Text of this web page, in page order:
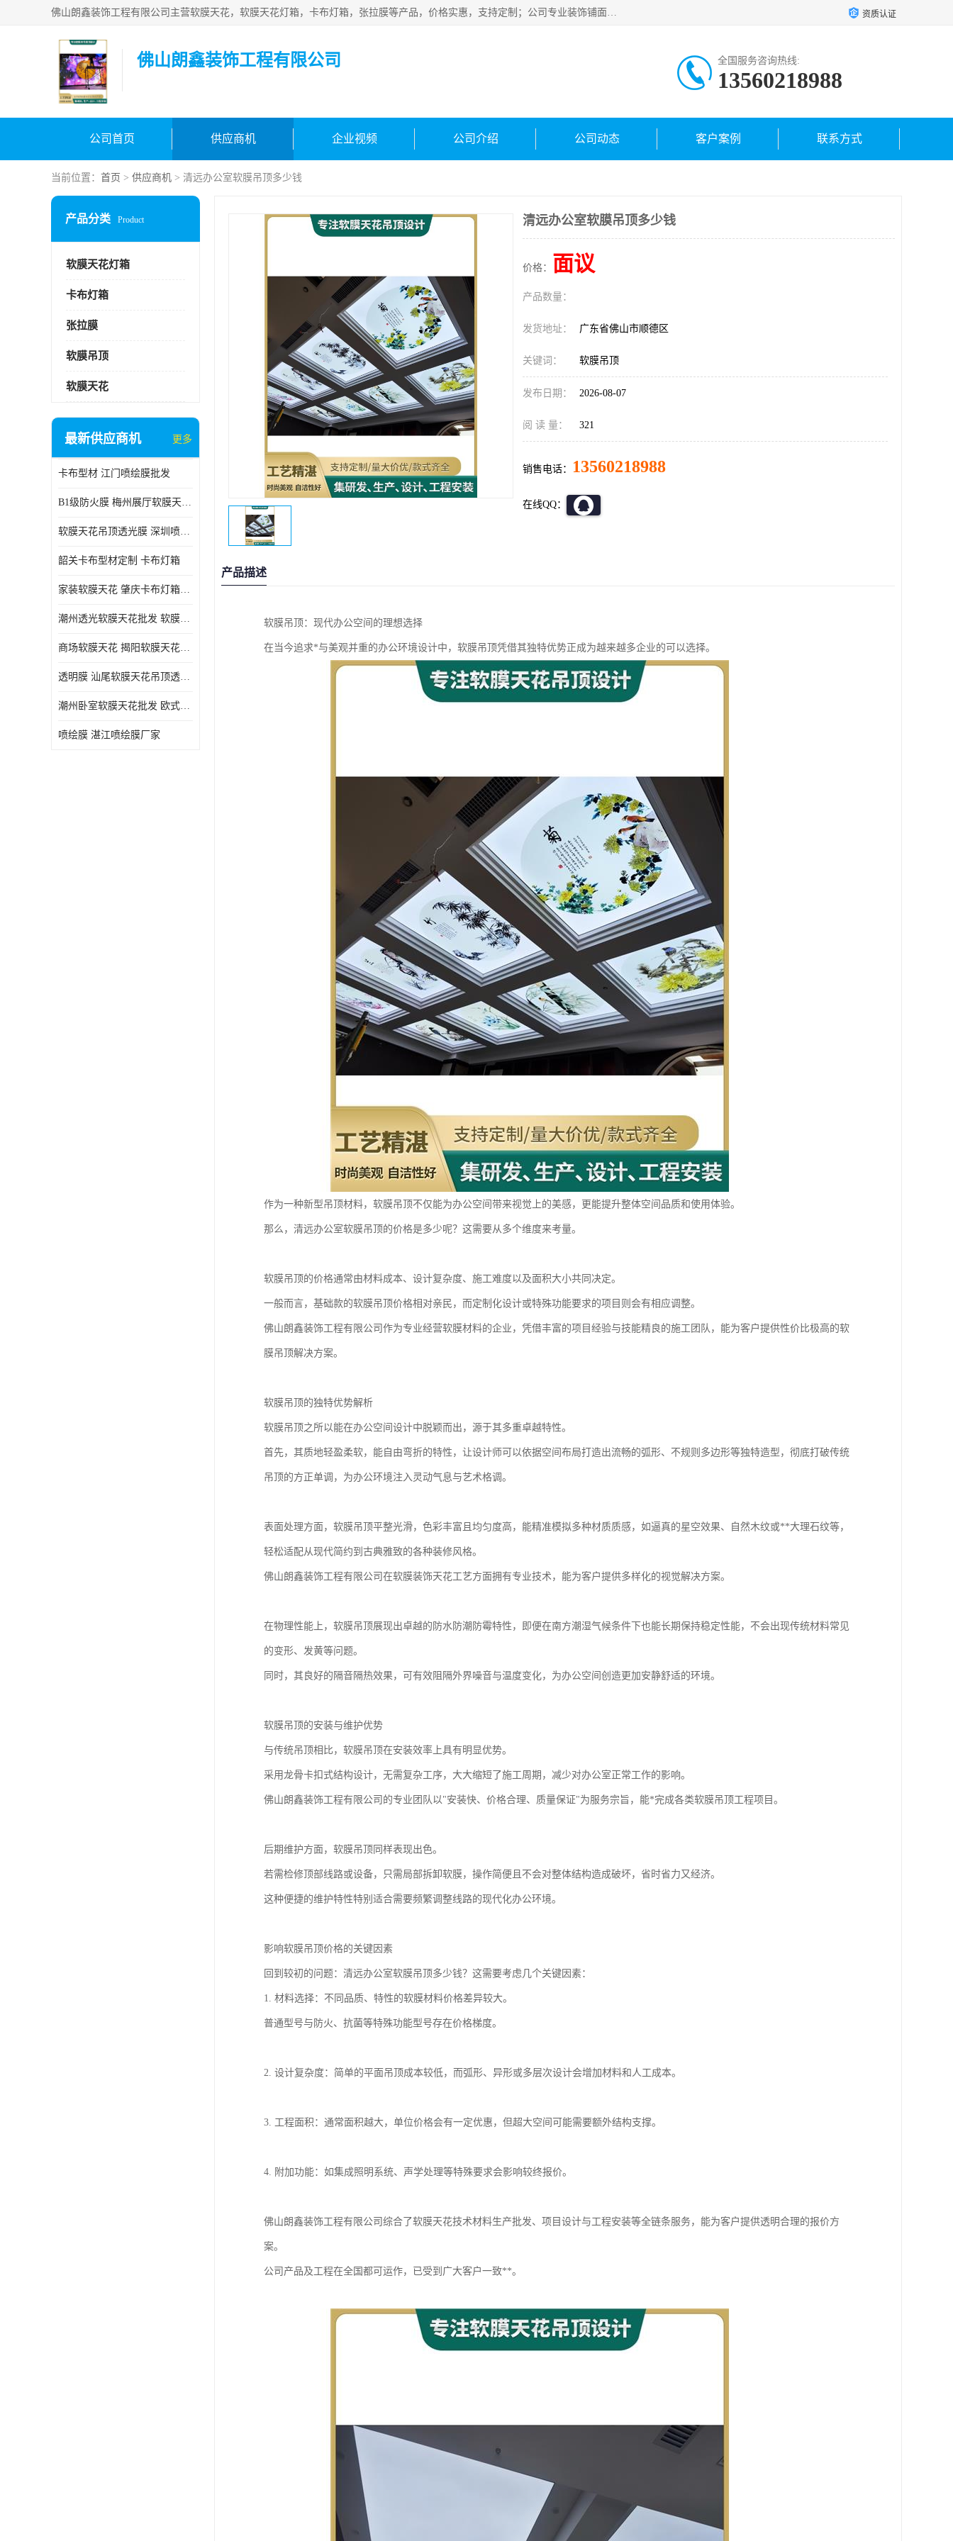
佛山朗鑫装饰工程有限公司主营软膜天花，软膜天花灯箱，卡布灯箱，张拉膜等产品，价格实惠，支持定制；公司专业装饰铺面，家居，会展特装，软膜等工程，技能精良人员，安装快、价格合理，质量保证、热诚与各方有识人士合作，欢迎新老客户来电咨询。 资质认证
佛山朗鑫装饰工程有限公司 全国服务咨询热线:
13560218988
公司首页 供应商机 企业视频 公司介绍 公司动态 客户案例 联系方式
当前位置： 首页 > 供应商机 > 清远办公室软膜吊顶多少钱
产品分类 Product
软膜天花灯箱
卡布灯箱
张拉膜
软膜吊顶
软膜天花
最新供应商机 更多
卡布型材 江门喷绘膜批发
B1级防火膜 梅州展厅软膜天花批发
软膜天花吊顶透光膜 深圳喷绘膜批发
韶关卡布型材定制 卡布灯箱
家装软膜天花 肇庆卡布灯箱批发
潮州透光软膜天花批发 软膜天花
商场软膜天花 揭阳软膜天花吊顶透光膜批发
透明膜 汕尾软膜天花吊顶透光膜定制
潮州卧室软膜天花批发 欧式软膜天花
喷绘膜 湛江喷绘膜厂家
清远办公室软膜吊顶多少钱
价格： 面议
产品数量：
发货地址： 广东省佛山市顺德区
关键词： 软膜吊顶
发布日期： 2026-08-07
阅 读 量： 321
销售电话： 13560218988
在线QQ：
产品描述
软膜吊顶：现代办公空间的理想选择
在当今追求*与美观并重的办公环境设计中，软膜吊顶凭借其独特优势正成为越来越多企业的可以选择。
作为一种新型吊顶材料，软膜吊顶不仅能为办公空间带来视觉上的美感，更能提升整体空间品质和使用体验。
那么，清远办公室软膜吊顶的价格是多少呢？这需要从多个维度来考量。
软膜吊顶的价格通常由材料成本、设计复杂度、施工难度以及面积大小共同决定。
一般而言，基础款的软膜吊顶价格相对亲民，而定制化设计或特殊功能要求的项目则会有相应调整。
佛山朗鑫装饰工程有限公司作为专业经营软膜材料的企业，凭借丰富的项目经验与技能精良的施工团队，能为客户提供性价比极高的软
膜吊顶解决方案。
软膜吊顶的独特优势解析
软膜吊顶之所以能在办公空间设计中脱颖而出，源于其多重卓越特性。
首先，其质地轻盈柔软，能自由弯折的特性，让设计师可以依据空间布局打造出流畅的弧形、不规则多边形等独特造型，彻底打破传统
吊顶的方正单调，为办公环境注入灵动气息与艺术格调。
表面处理方面，软膜吊顶平整光滑，色彩丰富且均匀度高，能精准模拟多种材质质感，如逼真的星空效果、自然木纹或**大理石纹等，
轻松适配从现代简约到古典雅致的各种装修风格。
佛山朗鑫装饰工程有限公司在软膜装饰天花工艺方面拥有专业技术，能为客户提供多样化的视觉解决方案。
在物理性能上，软膜吊顶展现出卓越的防水防潮防霉特性，即便在南方潮湿气候条件下也能长期保持稳定性能，不会出现传统材料常见
的变形、发黄等问题。
同时，其良好的隔音隔热效果，可有效阻隔外界噪音与温度变化，为办公空间创造更加安静舒适的环境。
软膜吊顶的安装与维护优势
与传统吊顶相比，软膜吊顶在安装效率上具有明显优势。
采用龙骨卡扣式结构设计，无需复杂工序，大大缩短了施工周期，减少对办公室正常工作的影响。
佛山朗鑫装饰工程有限公司的专业团队以"安装快、价格合理、质量保证"为服务宗旨，能*完成各类软膜吊顶工程项目。
后期维护方面，软膜吊顶同样表现出色。
若需检修顶部线路或设备，只需局部拆卸软膜，操作简便且不会对整体结构造成破坏，省时省力又经济。
这种便捷的维护特性特别适合需要频繁调整线路的现代化办公环境。
影响软膜吊顶价格的关键因素
回到较初的问题：清远办公室软膜吊顶多少钱？这需要考虑几个关键因素：
1. 材料选择：不同品质、特性的软膜材料价格差异较大。
普通型号与防火、抗菌等特殊功能型号存在价格梯度。
2. 设计复杂度：简单的平面吊顶成本较低，而弧形、异形或多层次设计会增加材料和人工成本。
3. 工程面积：通常面积越大，单位价格会有一定优惠，但超大空间可能需要额外结构支撑。
4. 附加功能：如集成照明系统、声学处理等特殊要求会影响较终报价。
佛山朗鑫装饰工程有限公司综合了软膜天花技术材料生产批发、项目设计与工程安装等全链条服务，能为客户提供透明合理的报价方
案。
公司产品及工程在全国都可运作，已受到广大客户一致**。